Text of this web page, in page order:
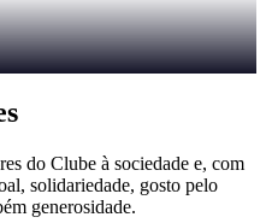
do Clube à sociedade e, com
solidariedade, gosto pelo
generosidade.